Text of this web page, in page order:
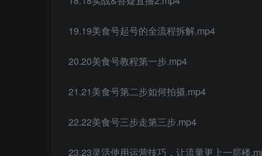
19.19美食号起号的全流程拆解.mp4
20.20美食号教程第一步.mp4
21.21美食号第二步如何拍摄.mp4
22.22美食号三步走第三步.mp4
23.23灵活使用运营技巧，让流量更上一层楼